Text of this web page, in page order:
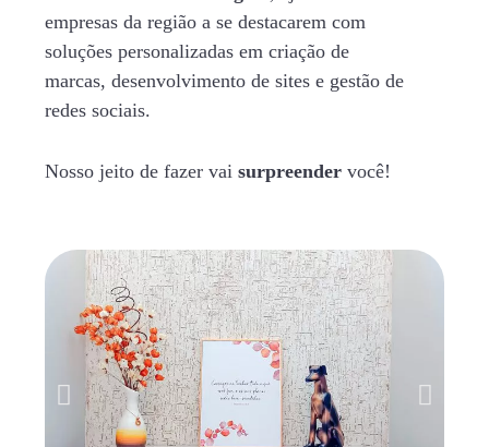
empresas da região a se destacarem com
soluções personalizadas em criação de
marcas, desenvolvimento de sites e gestão de
redes sociais.
Nosso jeito de fazer vai surpreendervocê!